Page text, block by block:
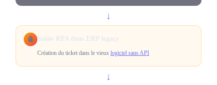
↓
🤖 Saisie RPA dans ERP legacy
Création du ticket dans le vieux logiciel sans API
↓